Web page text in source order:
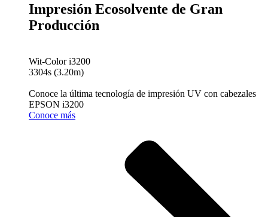
Impresión Ecosolvente de Gran
Producción
Wit-Color i3200
3304s (3.20m)
Conoce la última tecnología de impresión UV con cabezales
EPSON i3200
Conoce más